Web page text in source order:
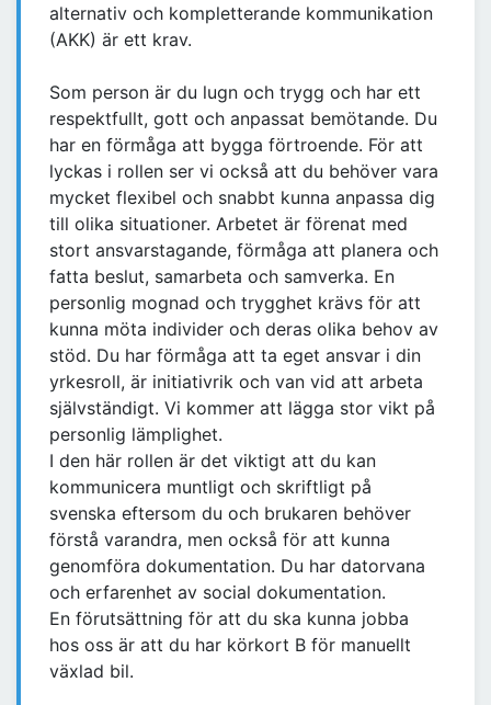
alternativ och kompletterande kommunikation
(AKK) är ett krav.
Som person är du lugn och trygg och har ett
respektfullt, gott och anpassat bemötande. Du
har en förmåga att bygga förtroende. För att
lyckas i rollen ser vi också att du behöver vara
mycket flexibel och snabbt kunna anpassa dig
till olika situationer. Arbetet är förenat med
stort ansvarstagande, förmåga att planera och
fatta beslut, samarbeta och samverka. En
personlig mognad och trygghet krävs för att
kunna möta individer och deras olika behov av
stöd. Du har förmåga att ta eget ansvar i din
yrkesroll, är initiativrik och van vid att arbeta
självständigt. Vi kommer att lägga stor vikt på
personlig lämplighet.
I den här rollen är det viktigt att du kan
kommunicera muntligt och skriftligt på
svenska eftersom du och brukaren behöver
förstå varandra, men också för att kunna
genomföra dokumentation. Du har datorvana
och erfarenhet av social dokumentation.
En förutsättning för att du ska kunna jobba
hos oss är att du har körkort B för manuellt
växlad bil.